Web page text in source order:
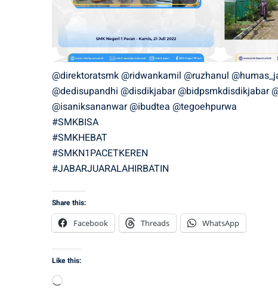
@direktoratsmk @ridwankamil @ruzhanul
@dedisupandhi @disdikjabar @bidpsmkdisdikjabar
@isaniksananwar @ibudtea @tegoehpurwa
#SMKBISA
#SMKHEBAT
#SMKN1PACETKEREN
#JABARJUARALAHIRBATIN
Share this:
Facebook
Threads WhatsApp
Like this:
Loading…